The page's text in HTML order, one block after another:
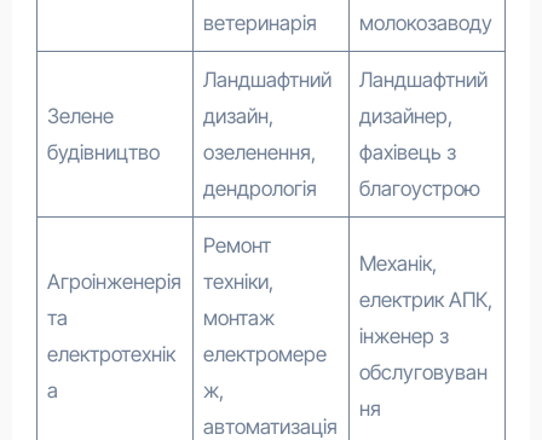
ветеринарія
молокозаводу
Зелене
будівництво
Ландшафтний
дизайн,
озеленення,
дендрологія
Ландшафтний
дизайнер,
фахівець з
благоустрою
Агроінженерія
та
електротехнік
а
Ремонт
техніки,
монтаж
електромере
ж,
автоматизація
Механік,
електрик АПК,
інженер з
обслуговуван
ня